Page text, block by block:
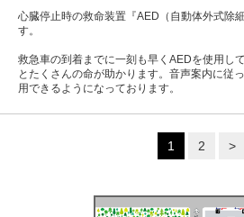
心臓停止時の救命装置『AED（自動体外式除
す。
救急車の到着までに一刻も早くAEDを使用し
とたくさんの命が助かります。音声案内に従
用できるようになっております。
1 2 >